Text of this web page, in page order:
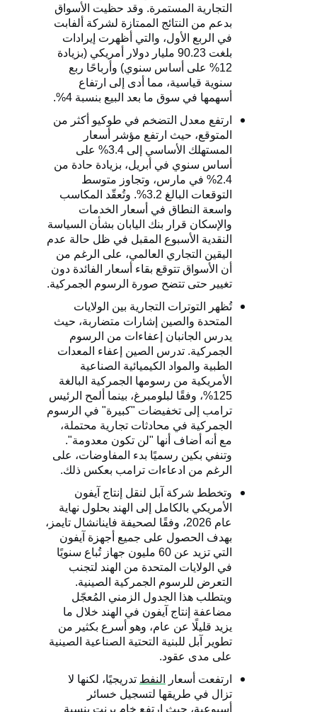
التجارية المستمرة. وقد حظيت الأسواق
بدعم من النتائج الممتازة لشركة ألفابت
في الربع الأول، والتي أظهرت إيرادات
بلغت 90.23 مليار دولار أمريكي (بزيادة
12% على أساس سنوي) وأرباحًا ربع
سنوية قياسية، مما أدى إلى ارتفاع
أسهمها في سوق ما بعد البيع بنسبة 4%.
ارتفع معدل التضخم في طوكيو أكثر من
المتوقع، حيث ارتفع مؤشر أسعار
المستهلك الأساسي إلى 3.4% على
أساس سنوي في أبريل، بزيادة حادة من
2.4% في مارس، وتجاوز متوسط ​​
التوقعات البالغ 3.2%. وتُعقّد المكاسب
واسعة النطاق في أسعار الخدمات
والإسكان قرار بنك اليابان بشأن السياسة
النقدية الأسبوع المقبل في ظل حالة عدم
اليقين التجاري العالمي، على الرغم من
أن الأسواق تتوقع بقاء أسعار الفائدة دون
تغيير حتى تتضح صورة الرسوم الجمركية.
تُظهر التوترات التجارية بين الولايات
المتحدة والصين إشارات متضاربة، حيث
يدرس الجانبان إعفاءات من الرسوم
الجمركية. تدرس الصين إعفاء المعدات
الطبية والمواد الكيميائية الصناعية
الأمريكية من رسومها الجمركية البالغة
125%، وفقًا لبلومبرغ، بينما ألمح الرئيس
ترامب إلى تخفيضات "كبيرة" في الرسوم
الجمركية في محادثات تجارية محتملة،
مع أنه أضاف أنها "لن تكون معدومة".
وتنفي بكين رسميًا بدء المفاوضات، على
الرغم من ادعاءات ترامب بعكس ذلك.
وتخطط شركة آبل لنقل إنتاج آيفون
الأمريكي بالكامل إلى الهند بحلول نهاية
عام 2026، وفقًا لصحيفة فاينانشال تايمز،
بهدف الحصول على جميع أجهزة آيفون
التي تزيد عن 60 مليون جهاز تُباع سنويًا
في الولايات المتحدة من الهند لتجنب
التعرض للرسوم الجمركية الصينية.
ويتطلب هذا الجدول الزمني المُعجّل
مضاعفة إنتاج آيفون في الهند خلال ما
يزيد قليلًا عن عام، وهو أسرع بكثير من
تطوير آبل للبنية التحتية الصناعية الصينية
على مدى عقود.
ارتفعت أسعار
النفط تدريجيًا، لكنها لا
تزال في طريقها لتسجيل خسائر
أسبوعية، حيث ارتفع خام برنت بنسبة